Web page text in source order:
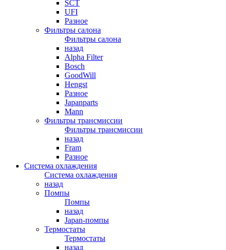
SCT
UFI
Разное
Фильтры салона
Фильтры салона
назад
Alpha Filter
Bosch
GoodWill
Hengst
Разное
Japanparts
Mann
Фильтры трансмиссии
Фильтры трансмиссии
назад
Fram
Разное
Система охлаждения
Система охлаждения
назад
Помпы
Помпы
назад
Japan-помпы
Термостаты
Термостаты
назад